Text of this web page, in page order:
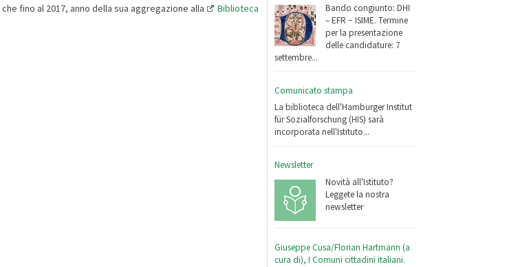
Bando congiunto: DHI
– EFR − ISIME. Termine
per la presentazione
delle candidature: 7
settembre...
Comunicato stampa
La biblioteca dell'Hamburger Institut
für Sozialforschung (HIS) sarà
incorporata nell'Istituto...
Newsletter
Novità all'Istituto?
Leggete la nostra
newsletter
Giuseppe Cusa/Florian Hartmann (a
cura di), I Comuni cittadini italiani.
che fino al 2017, anno della sua aggregazione alla
Biblioteca